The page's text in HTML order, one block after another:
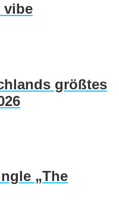
vibe
größtes
„The